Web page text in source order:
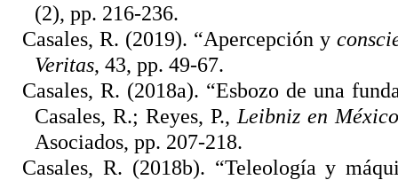
(2), pp. 216-236.
Casales, R. (2019). “Apercepción y
Veritas, 43, pp. 49-67.
Casales, R. (2018a). “Esbozo de una
Casales, R.; Reyes, P., Leibniz en
Asociados, pp. 207-218.
Casales, R. (2018b). “Teleología y